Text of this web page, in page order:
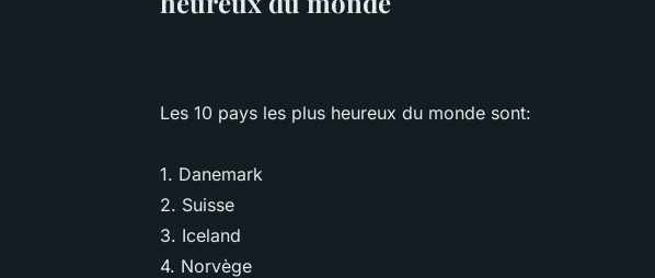
Les 10 pays les plus heureux du monde sont:
1. Danemark
2. Suisse
3. Iceland
4. Norvège